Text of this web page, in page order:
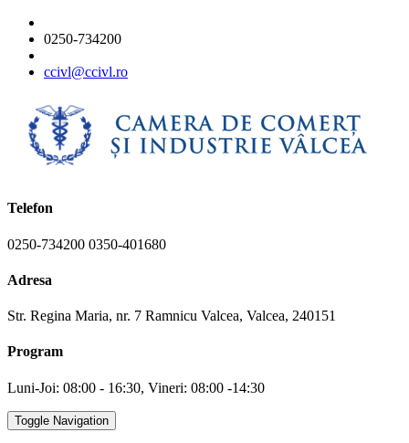
0250-734200
ccivl@ccivl.ro
Telefon
0250-734200 0350-401680
Adresa
Str. Regina Maria, nr. 7 Ramnicu Valcea, Valcea, 240151
Program
Luni-Joi: 08:00 - 16:30, Vineri: 08:00 -14:30
Toggle Navigation